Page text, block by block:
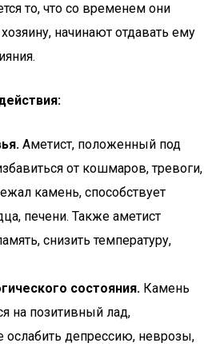
то, что со временем они
начинают отдавать ему
Аметист, положенный под
от кошмаров, тревоги,
камень, способствует
печени. Также аметист
снизить температуру,
состояния. Камень
на позитивный лад,
ослабить депрессию, неврозы,